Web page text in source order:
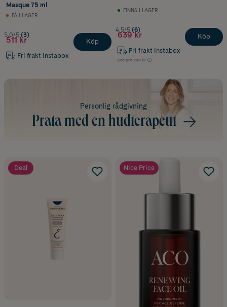
Masque 75 ml
FÅ I LAGER
5.0/5 (3)
511 kr
Fri frakt Instabox
Köp
FINNS I LAGER
4.5/5 (6)
639 kr
Fri frakt Instabox
Ord.pris 799 kr
Köp
Personlig rådgivning
Prata med en hudterapeut
Deal Nice Price